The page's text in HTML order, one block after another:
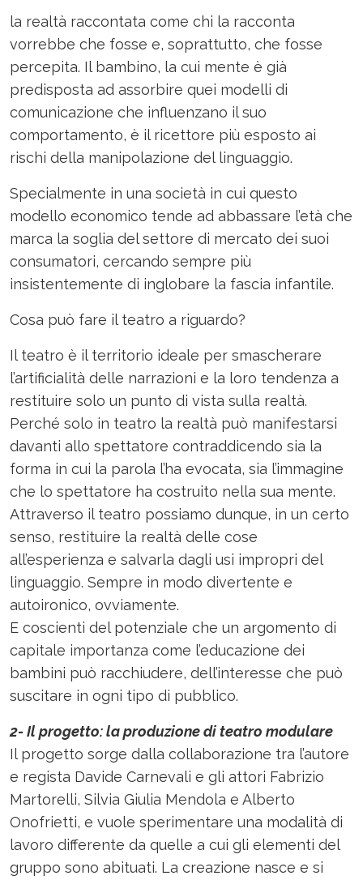
la realtà raccontata come chi la racconta
vorrebbe che fosse e, soprattutto, che fosse
percepita. Il bambino, la cui mente è già
predisposta ad assorbire quei modelli di
comunicazione che influenzano il suo
comportamento, è il ricettore più esposto ai
rischi della manipolazione del linguaggio.
Specialmente in una società in cui questo
modello economico tende ad abbassare l’età che
marca la soglia del settore di mercato dei suoi
consumatori, cercando sempre più
insistentemente di inglobare la fascia infantile.
Cosa può fare il teatro a riguardo?
Il teatro è il territorio ideale per smascherare
l’artificialità delle narrazioni e la loro tendenza a
restituire solo un punto di vista sulla realtà.
Perché solo in teatro la realtà può manifestarsi
davanti allo spettatore contraddicendo sia la
forma in cui la parola l’ha evocata, sia l’immagine
che lo spettatore ha costruito nella sua mente.
Attraverso il teatro possiamo dunque, in un certo
senso, restituire la realtà delle cose
all’esperienza e salvarla dagli usi impropri del
linguaggio. Sempre in modo divertente e
autoironico, ovviamente.
E coscienti del potenziale che un argomento di
capitale importanza come l’educazione dei
bambini può racchiudere, dell’interesse che può
suscitare in ogni tipo di pubblico.
2- Il progetto: la produzione di teatro modulare
Il progetto sorge dalla collaborazione tra l’autore
e regista Davide Carnevali e gli attori Fabrizio
Martorelli, Silvia Giulia Mendola e Alberto
Onofrietti, e vuole sperimentare una modalità di
lavoro differente da quelle a cui gli elementi del
gruppo sono abituati. La creazione nasce e si